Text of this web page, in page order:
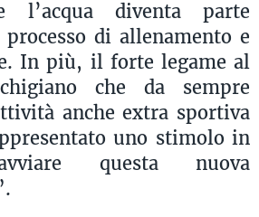
l’acqua diventa parte
di allenamento e
In più, il forte legame al
che da sempre
anche extra sportiva
uno stimolo in
questa nuova